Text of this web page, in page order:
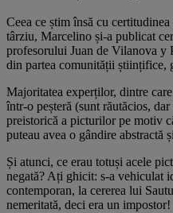
Ceea ce știm însă cu
târziu, Marcelino și-a publicat
profesorului Juan de Vilanova y
din partea comunității
Majoritatea experților, dintre
într-o peșteră (sunt răutăcios,
preistorică a picturilor pe motiv
puteau avea o gândire abstractă
Și atunci, ce erau totuși acele
negată? Ați ghicit: s-a vehiculat
contemporan, la cererea lui
nemeritată, deci era un impostor!